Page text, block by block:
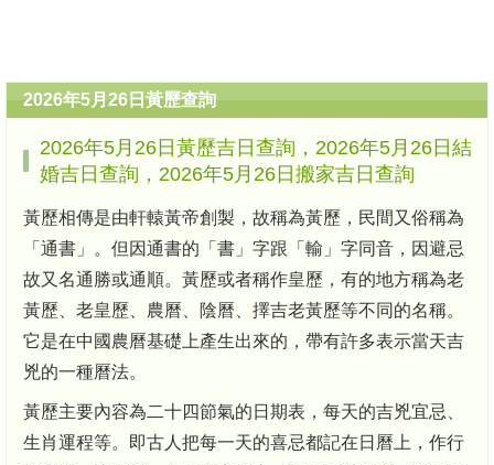
2026年5月26日黃歷查詢
2026年5月26日黃歷吉日查詢，2026年5月26日結
婚吉日查詢，2026年5月26日搬家吉日查詢
黃歷相傳是由軒轅黃帝創製，故稱為黃歷，民間又俗稱為
「通書」。但因通書的「書」字跟「輸」字同音，因避忌
故又名通勝或通順。黃歷或者稱作皇歷，有的地方稱為老
黃歷、老皇歷、農曆、陰曆、擇吉老黃歷等不同的名稱。
它是在中國農曆基礎上產生出來的，帶有許多表示當天吉
兇的一種曆法。
黃歷主要內容為二十四節氣的日期表，每天的吉兇宜忌、
生肖運程等。即古人把每一天的喜忌都記在日曆上，作行